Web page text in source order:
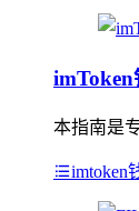
本指南是
imtoken